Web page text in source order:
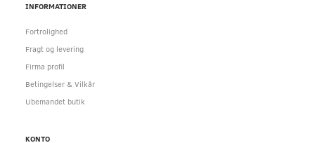
INFORMATIONER
Fortrolighed
Fragt og levering
Firma profil
Betingelser & Vilkår
Ubemandet butik
KONTO